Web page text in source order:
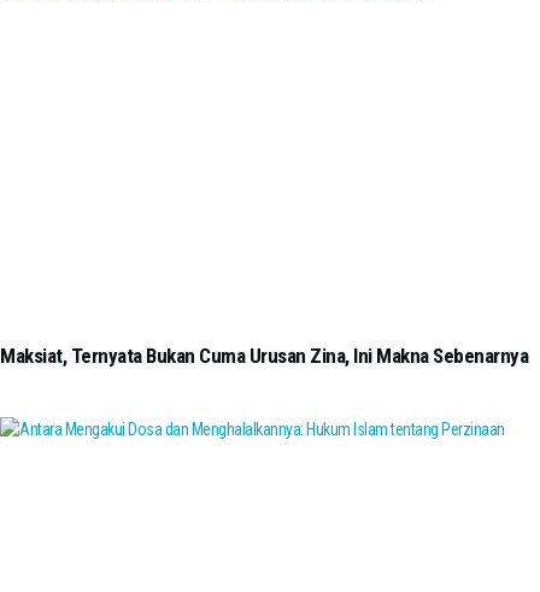
Maksiat, Ternyata Bukan Cuma Urusan Zina, Ini Makna Sebenarnya